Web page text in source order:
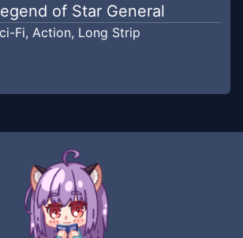
of Star General
Fi, Action, Long Strip